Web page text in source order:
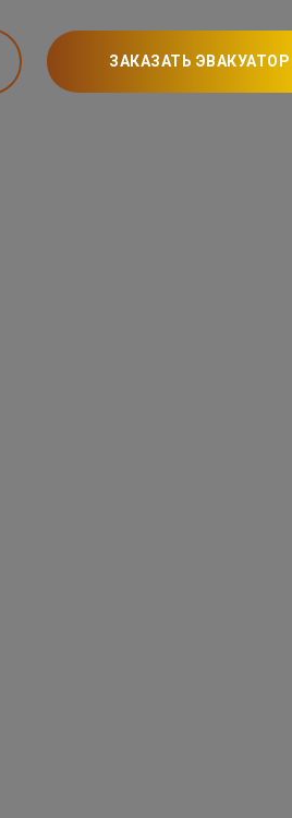
ЗАКАЗАТЬ ЭВАКУАТОР